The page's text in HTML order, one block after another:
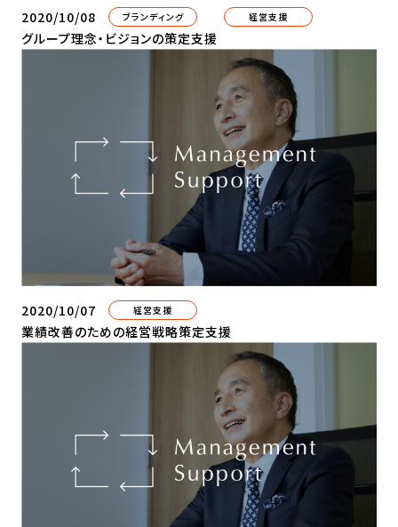
2020/10/08 ブランディング 経営支援
グループ理念・ビジョンの策定支援
2020/10/07 経営支援
業績改善のための経営戦略策定支援